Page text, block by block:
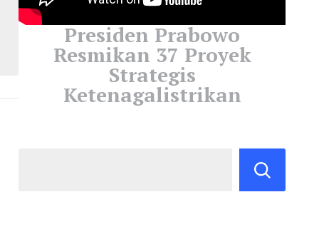
Presiden Prabowo
Resmikan 37 Proyek
Strategis
Ketenagalistrikan